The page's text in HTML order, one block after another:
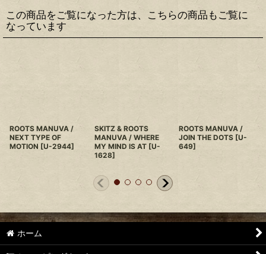
この商品をご覧になった方は、こちらの商品もご覧に
なっています
ROOTS MANUVA /
NEXT TYPE OF
MOTION [U-2944]
SKITZ & ROOTS
MANUVA / WHERE
MY MIND IS AT [U-
1628]
ROOTS MANUVA /
JOIN THE DOTS [U-
649]
ホーム